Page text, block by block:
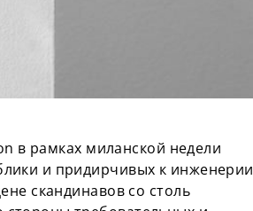
в рамках миланской недели
и придирчивых к инженерии
скандинавов со столь